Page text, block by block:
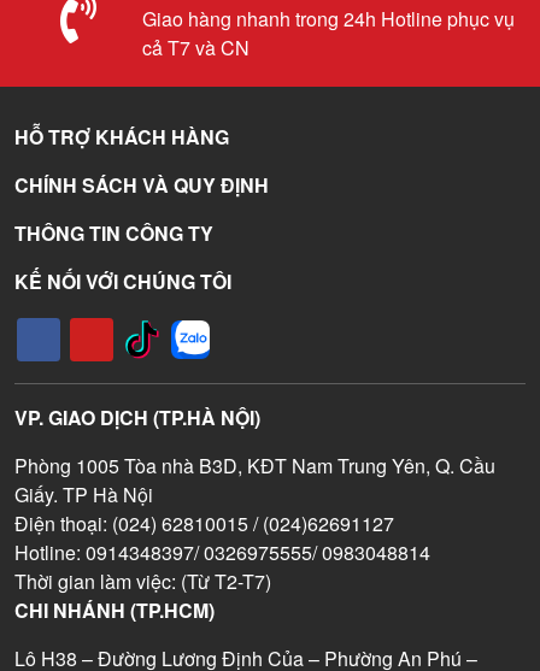
Giao hàng nhanh trong 24h Hotline phục vụ
cả T7 và CN
HỖ TRỢ KHÁCH HÀNG
CHÍNH SÁCH VÀ QUY ĐỊNH
THÔNG TIN CÔNG TY
KẾ NỐI VỚI CHÚNG TÔI
VP. GIAO DỊCH (TP.HÀ NỘI)
Phòng 1005 Tòa nhà B3D, KĐT Nam Trung Yên, Q. Cầu
Giấy. TP Hà Nội
Điện thoại: (024) 62810015 / (024)62691127
Hotline: 0914348397/ 0326975555/ 0983048814
Thời gian làm việc: (Từ T2-T7)
CHI NHÁNH (TP.HCM)
Lô H38 – Đường Lương Định Của – Phường An Phú –